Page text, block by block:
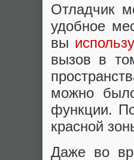
Отладчик
удобное
вы
вызов в
можно
функции.
красной
Даже во